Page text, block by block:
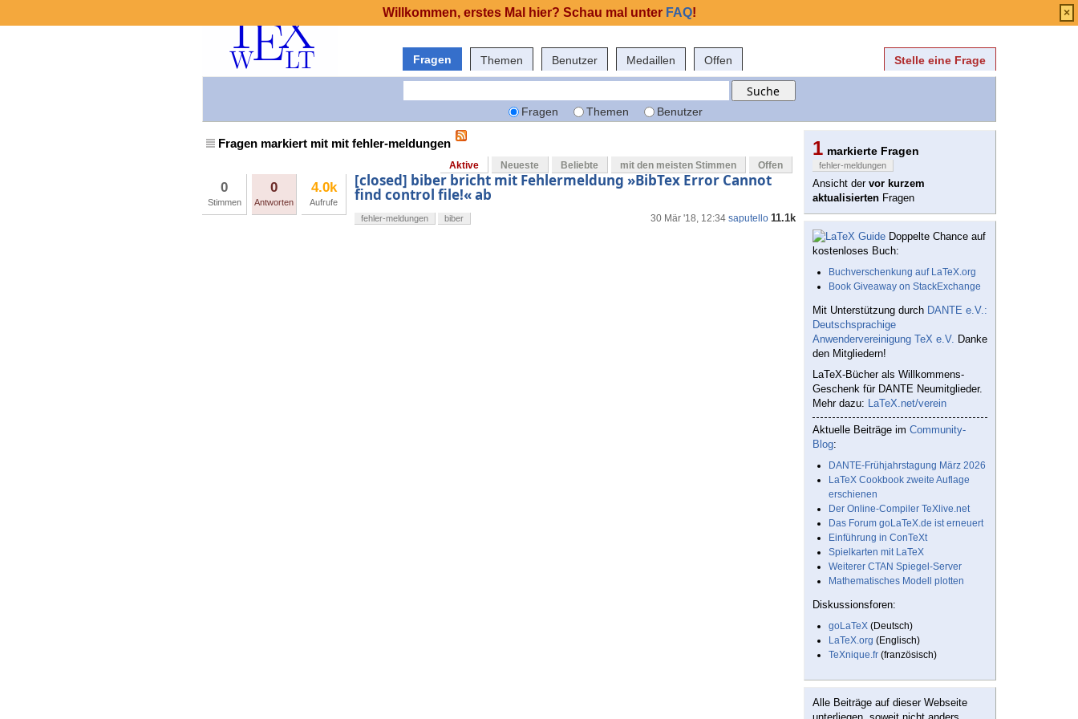
Fragen Themen Benutzer Medaillen Offen Stelle eine Frage
Fragen Themen Benutzer
Fragen markiert mit mit fehler-meldungen
Aktive Neueste Beliebte mit den meisten Stimmen Offen
0
Stimmen
0
Antworten
4.0k
Aufrufe
[closed] biber bricht mit Fehlermeldung »BibTex Error Cannot
find control file!« ab
30 Mär '18, 12:34 saputello 11.1k
fehler-meldungen biber
1 markierte Fragen
fehler-meldungen
Ansicht der vor kurzem
aktualisierten Fragen
Doppelte Chance auf
kostenloses Buch:
Buchverschenkung auf LaTeX.org
Book Giveaway on StackExchange
Mit Unterstützung durch DANTE e.V.:
Deutschsprachige
Anwendervereinigung TeX e.V. Danke
den Mitgliedern!
LaTeX-Bücher als Willkommens-
Geschenk für DANTE Neumitglieder.
Mehr dazu: LaTeX.net/verein
Aktuelle Beiträge im Community-
Blog:
DANTE-Frühjahrstagung März 2026
LaTeX Cookbook zweite Auflage
erschienen
Der Online-Compiler TeXlive.net
Das Forum goLaTeX.de ist erneuert
Einführung in ConTeXt
Spielkarten mit LaTeX
Weiterer CTAN Spiegel-Server
Mathematisches Modell plotten
Diskussionsforen:
goLaTeX (Deutsch)
LaTeX.org (Englisch)
TeXnique.fr (französisch)
Alle Beiträge auf dieser Webseite
Willkommen, erstes Mal hier? Schau mal unter FAQ! ×